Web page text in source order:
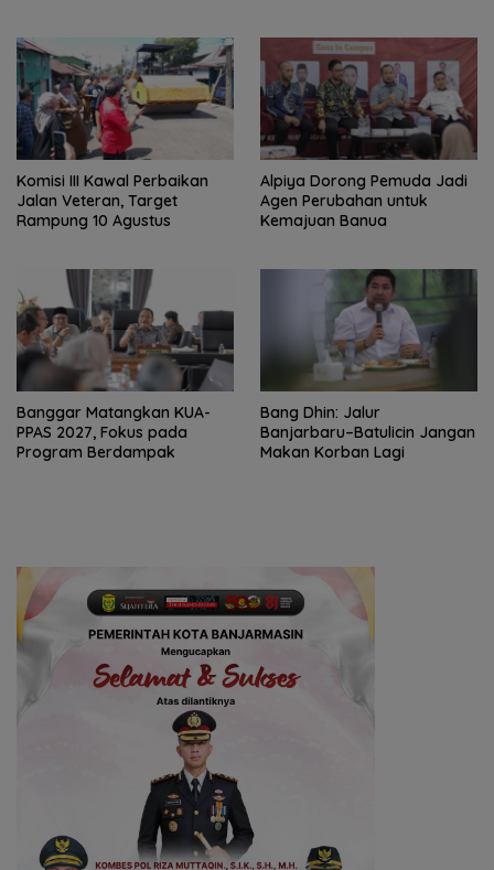
Komisi III Kawal Perbaikan
Jalan Veteran, Target
Rampung 10 Agustus
‎Alpiya Dorong Pemuda Jadi
Agen Perubahan untuk
Kemajuan Banua ‎
‎Banggar Matangkan KUA-
PPAS 2027, Fokus pada
Program Berdampak
Bang Dhin: Jalur
Banjarbaru–Batulicin Jangan
Makan Korban Lagi